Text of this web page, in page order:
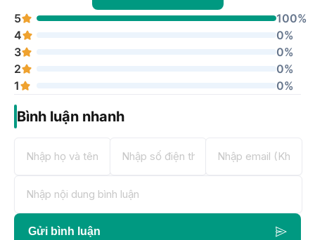
5
100%
4
0%
3
0%
2
0%
1
0%
Bình luận nhanh
Gửi bình luận